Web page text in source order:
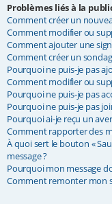
Problèmes liés à la
Comment créer un
Comment modifier ou
Comment ajouter une
Comment créer un
Pourquoi ne puis-je pas
Comment modifier ou
Pourquoi ne puis-je pas
Pourquoi ne puis-je pas
Pourquoi ai-je reçu un
Comment rapporter des
À quoi sert le bouton «
message ?
Pourquoi mon message
Comment remonter mon